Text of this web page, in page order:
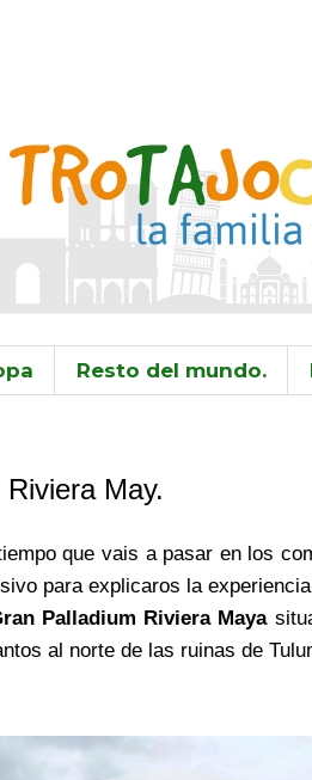
Resto del mundo.
May.
que vais a pasar en los
para explicaros la
Palladium Riviera Maya
al norte de las ruinas de